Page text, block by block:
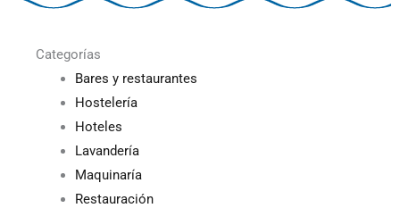
Categorías
Bares y restaurantes
Hostelería
Hoteles
Lavandería
Maquinaría
Restauración